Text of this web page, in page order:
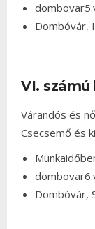
Dombóvár,
VI.
Várandós és
Csecsemő és
Dombóvár,